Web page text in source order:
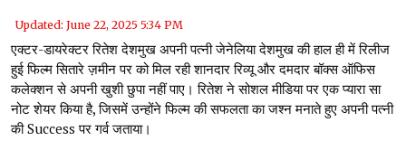
Updated: June 22, 2025 5:34 PM
एक्टर-डायरेक्टर रितेश देशमुख अपनी पत्नी जेनेलिया देशमुख की हाल ही में रिलीज
हुई फिल्म सितारे ज़मीन पर को मिल रही शानदार रिव्यू और दमदार बॉक्स ऑफिस
कलेक्शन से अपनी खुशी छुपा नहीं पाए। रितेश ने सोशल मीडिया पर एक प्यारा सा
नोट शेयर किया है, जिसमें उन्होंने फिल्म की सफलता का जश्न मनाते हुए अपनी पत्नी
की Success पर गर्व जताया।